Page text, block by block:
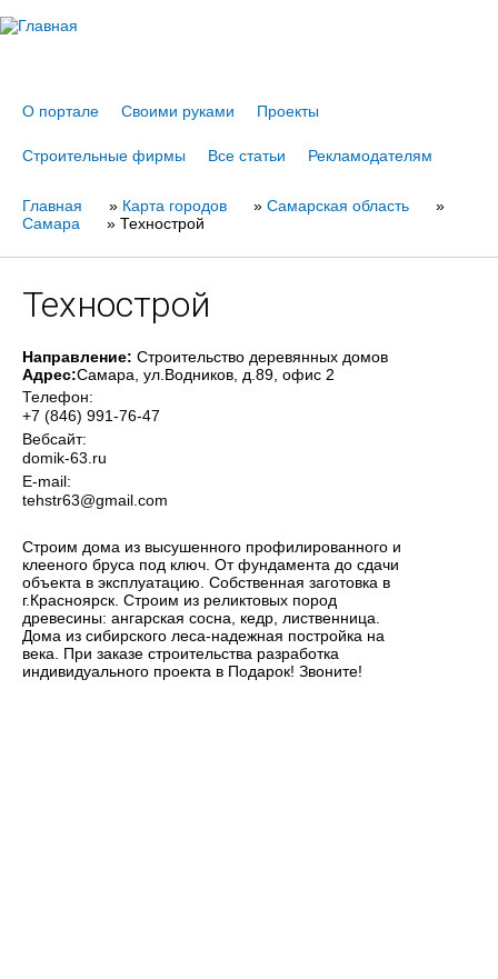
О портале Своими руками Проекты
Строительные фирмы Все статьи Рекламодателям
Вы
Главная » Карта городов » Самарская область
»
Самара
» Технострой
Технострой
Направление: Строительство деревянных домов
Адрес:Самара , ул.Водников, д.89, офис 2
Телефон:
+7 (846) 991-76-47
Вебсайт:
domik-63.ru
E-mail:
tehstr63@gmail.com
Строим дома из высушенного профилированного и
клееного бруса под ключ. От фундамента до сдачи
объекта в эксплуатацию. Собственная заготовка в
г.Красноярск. Строим из реликтовых пород
древесины: ангарская сосна, кедр, лиственница.
Дома из сибирского леса-надежная постройка на
века. При заказе строительства разработка
индивидуального проекта в Подарок! Звоните!